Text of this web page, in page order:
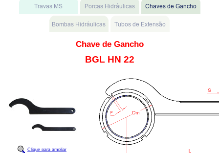
Chave de Gancho
BGL HN 22
Clique para ampliar